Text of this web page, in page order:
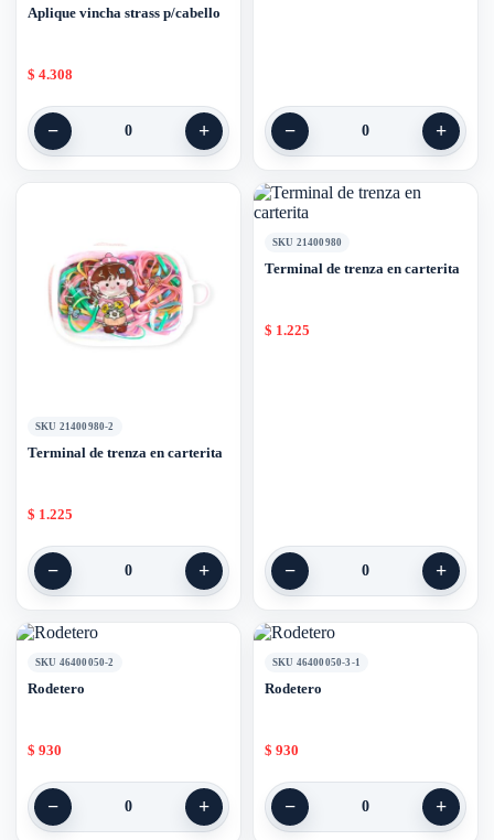
Aplique vincha strass p/cabello
$ 4.308
− 0 + − 0 +
SKU 21400980-2
Terminal de trenza en carterita
$ 1.225
− 0 +
SKU 21400980
Terminal de trenza en carterita
$ 1.225
− 0 +
SKU 46400050-2
Rodetero
$ 930
− 0 +
SKU 46400050-3-1
Rodetero
$ 930
− 0 +